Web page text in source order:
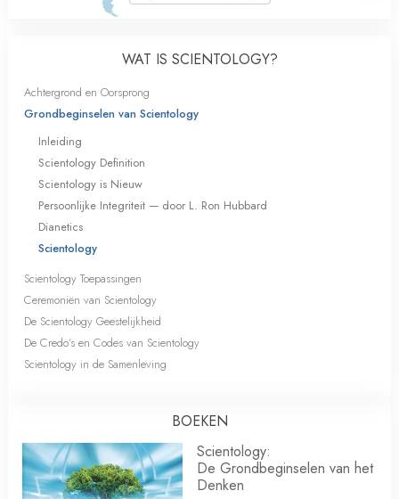
WAT IS SCIENTOLOGY?
Achtergrond en Oorsprong
Grondbeginselen van Scientology
Inleiding
Scientology Definition
Scientology is Nieuw
Persoonlijke Integriteit — door L. Ron Hubbard
Dianetics
Scientology
Scientology Toepassingen
Ceremoniën van Scientology
De Scientology Geestelijkheid
De Credo’s en Codes van Scientology
Scientology in de Samenleving
BOEKEN
Scientology:
De Grondbeginselen van het
Denken